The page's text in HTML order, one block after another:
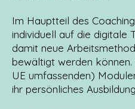
Im Hauptteil des
individuell auf die digitale
damit neue
bewältigt werden können.
UE umfassenden)
ihr persönliches